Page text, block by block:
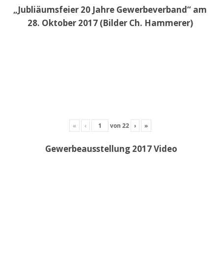
„Jubliäumsfeier 20 Jahre Gewerbeverband“ am
28. Oktober 2017 (Bilder Ch. Hammerer)
« ‹ von 22 › »
Gewerbeausstellung 2017 Video